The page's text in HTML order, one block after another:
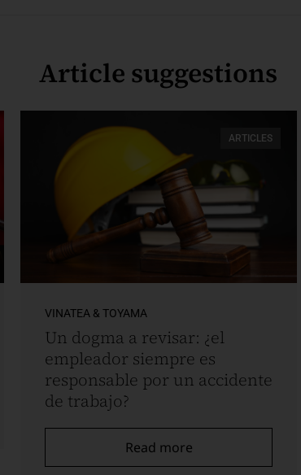
Article suggestions
ARTICLES
VINATEA & TOYAMA
Un dogma a revisar: ¿el
empleador siempre es
responsable por un accidente
de trabajo?
Read more